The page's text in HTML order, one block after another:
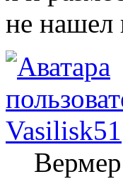
не нашел
Vasilisk51
Вермер